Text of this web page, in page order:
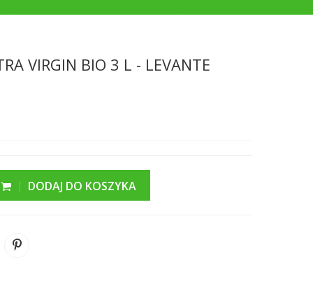
VIRGIN BIO 3 L - LEVANTE
DODAJ DO KOSZYKA